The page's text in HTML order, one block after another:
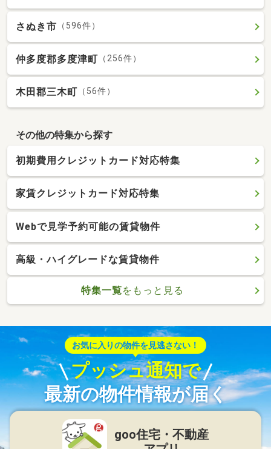
さぬき市 （596件）
仲多度郡多度津町 （256件）
木田郡三木町 （56件）
その他の特集から探す
初期費用クレジットカード対応特集
家賃クレジットカード対応特集
Webで見学予約可能の賃貸物件
高級・ハイグレードな賃貸物件
特集一覧をもっと見る
お気に入りの物件を見逃さない！
プッシュ通知で
最新の物件情報が届く
goo住宅・不動産